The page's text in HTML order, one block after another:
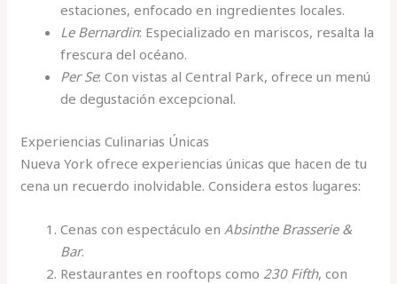
estaciones, enfocado en ingredientes locales.
Le Bernardin: Especializado en mariscos, resalta la
frescura del océano.
Per Se: Con vistas al Central Park, ofrece un menú
de degustación excepcional.
Experiencias Culinarias Únicas
Nueva York ofrece experiencias únicas que hacen de tu
cena un recuerdo inolvidable. Considera estos lugares:
Cenas con espectáculo en Absinthe Brasserie &
Bar.
Restaurantes en rooftops como 230 Fifth, con